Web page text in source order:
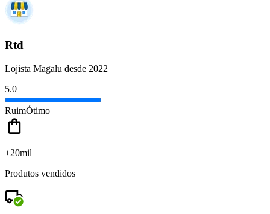
Rtd
Lojista Magalu desde 2022
5.0
RuimÓtimo
+20mil
Produtos vendidos